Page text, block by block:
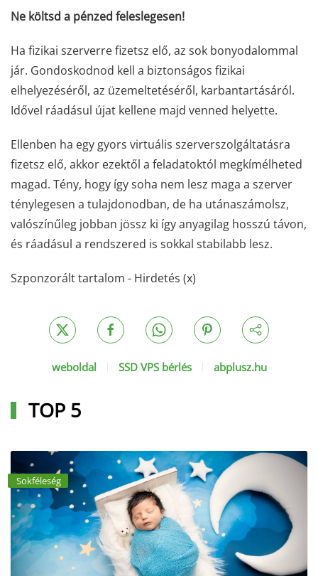
Ne költsd a pénzed feleslegesen!
Ha fizikai szerverre fizetsz elő, az sok bonyodalommal
jár. Gondoskodnod kell a biztonságos fizikai
elhelyezéséről, az üzemeltetéséről, karbantartásáról.
Idővel ráadásul újat kellene majd venned helyette.
Ellenben ha egy gyors virtuális szerverszolgáltatásra
fizetsz elő, akkor ezektől a feladatoktól megkímélheted
magad. Tény, hogy így soha nem lesz maga a szerver
ténylegesen a tulajdonodban, de ha utánaszámolsz,
valószínűleg jobban jössz ki így anyagilag hosszú távon,
és ráadásul a rendszered is sokkal stabilabb lesz.
Szponzorált tartalom - Hirdetés (x)
weboldal SSD VPS bérlés abplusz.hu
TOP 5
Sokféleség